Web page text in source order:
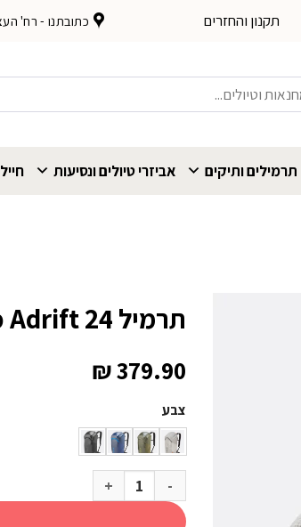
תקנון והחזרים כתובתנו - רח' העצמאות
תרמילים ותיקים אביזרי טיולים ונסיעות
תרמיל Rab Adrift 24
₪379.90
צבע
כמות של תרמיל Rab Adrift 24